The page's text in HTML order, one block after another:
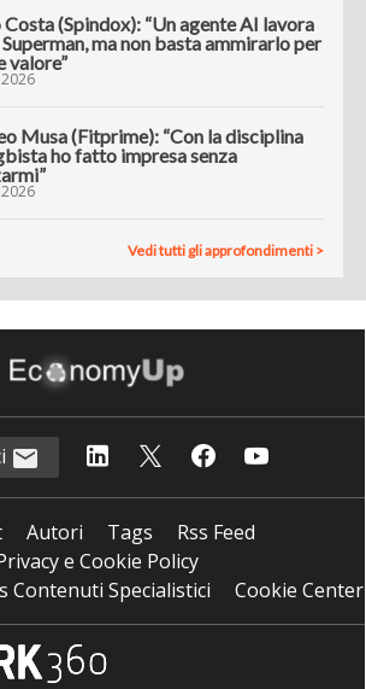
Costa (Spindox): “Un agente AI lavora
ma non basta ammirarlo per
valore”
Musa (Fitprime): “Con la disciplina
ho fatto impresa senza
Vedi tutti gli approfondimenti >
Autori Tags
Rss Feed
e Cookie Policy
Contenuti Specialistici
Cookie Center